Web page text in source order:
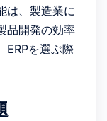
は、製造業に
品開発の効率
ERPを選ぶ際